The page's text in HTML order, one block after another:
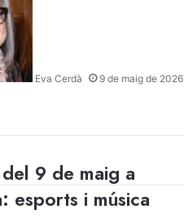
Eva Cerdà 9 de maig de 2026
9 de maig a
esports i música